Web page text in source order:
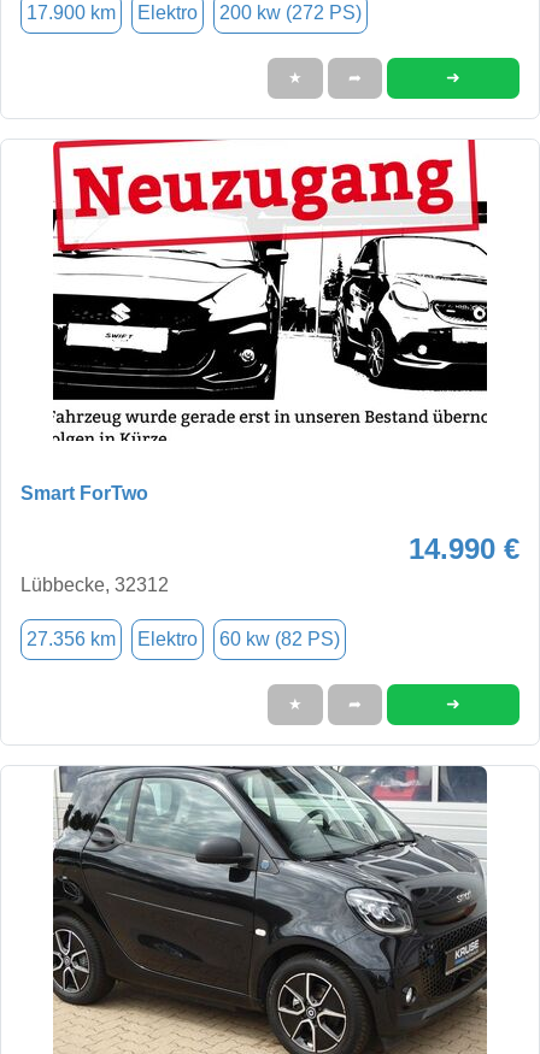
17.900 km Elektro 200 kw (272 PS)
★ ➦ ➜
Smart ForTwo
14.990 €
Lübbecke, 32312
27.356 km Elektro 60 kw (82 PS)
★ ➦ ➜